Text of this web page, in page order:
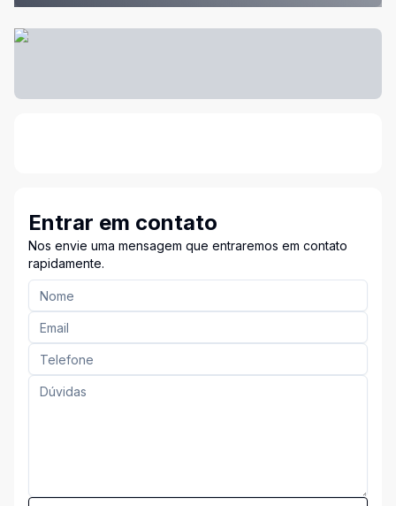
Entrar em contato
Nos envie uma mensagem que entraremos em contato
rapidamente.